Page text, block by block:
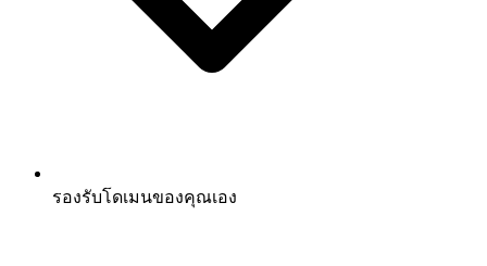
รองรับโดเมนของคุณเอง